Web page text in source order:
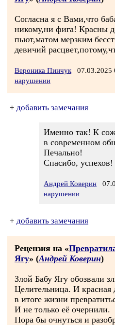
Согласна я с Вами,что
никому,ни фига! Красны
пьют,матом мерзким
девичий
Вероника Пинчук 07.03.2025
нарушении
+ добавить замечания
Именно так! К
в современном
Печально!
Спасибо, успехов!
Андрей Коверин
нарушении
+ добавить замечания
Рецензия на «
Ягу» (Андрей Коверин)
Злой Бабу Ягу обозвали
Целительница. И красная
в итоге жизни
И не только её очернили.
Пора бы очнуться и